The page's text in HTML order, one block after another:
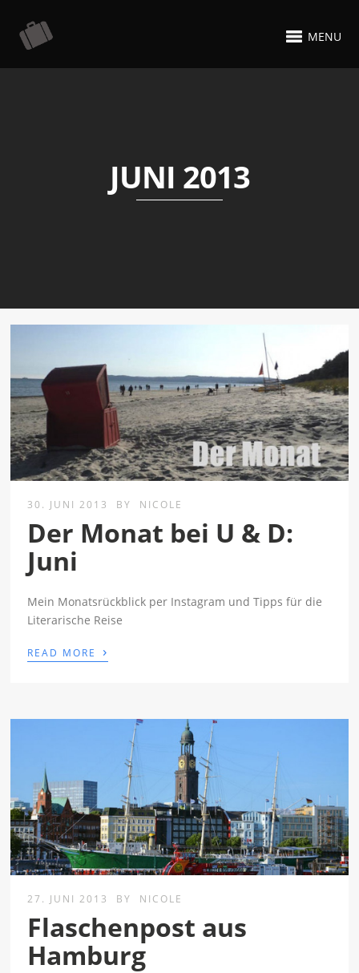
MENU
JUNI 2013
30. JUNI 2013 BY NICOLE
Der Monat bei U & D:
Juni
Mein Monatsrückblick per Instagram und Tipps für die
Literarische Reise
READ MORE ›
27. JUNI 2013 BY NICOLE
Flaschenpost aus
Hamburg